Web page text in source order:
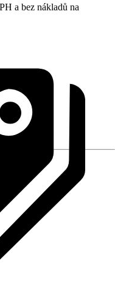
a bez nákladů na